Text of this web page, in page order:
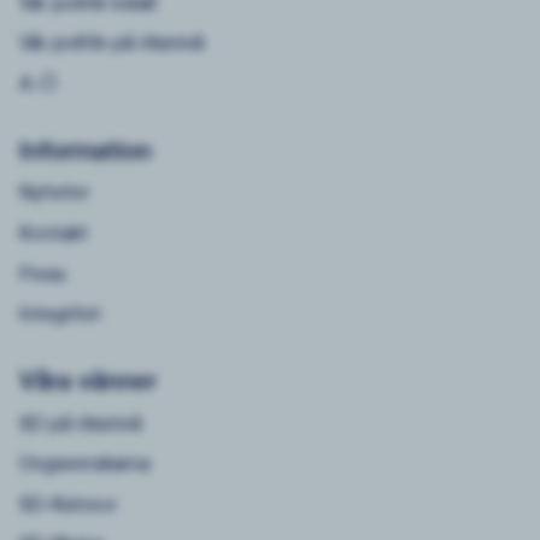
Vår politik på riksnivå
A-Ö
Information
Nyheter
Kontakt
Press
Integritet
Våra vänner
SD på riksnivå
Ungsvenskarna
SD-Kvinnor